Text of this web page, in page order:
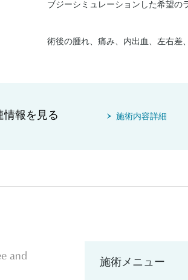
ブジーシミュレーションした希望の
術後の腫れ、痛み、内出血、左右差
情報を見る 施術内容詳細
and
施術メニュー